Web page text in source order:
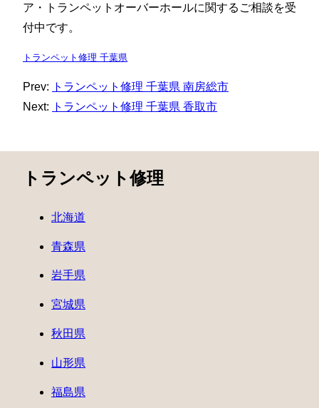
ア・トランペットオーバーホールに関するご相談を受
付中です。
トランペット修理 千葉県
Prev:
トランペット修理 千葉県 南房総市
Next:
トランペット修理 千葉県 香取市
トランペット修理
北海道
青森県
岩手県
宮城県
秋田県
山形県
福島県